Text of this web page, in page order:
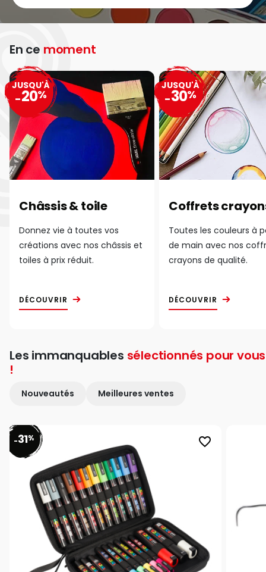
En ce moment
Châssis & toile
Donnez vie à toutes vos
créations avec nos châssis et
toiles à prix réduit.
DÉCOUVRIR
JUSQU'À
-20%
Coffrets
Toutes les couleurs à
de main avec nos
crayons de qualité.
DÉCOUVRIR
JUSQU'À
-30%
Les immanquables sélectionnés pour vous
!
Nouveautés Meilleures ventes
favorite_border
-31%